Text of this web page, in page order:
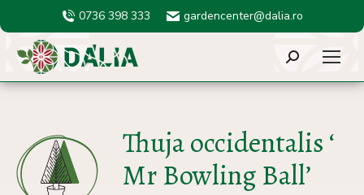
0736 398 333 gardencenter@dalia.ro
Search:
Thuja occidentalis ‘
Mr Bowling Ball’